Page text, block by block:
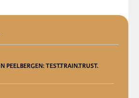
PEELBERGEN: TEST.TRAIN.TRUST.